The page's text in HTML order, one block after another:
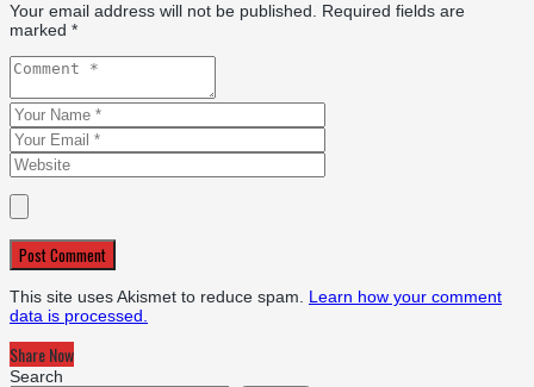
Your email address will not be published.
Required fields are
marked *
Post Comment
This site uses Akismet to reduce spam. Learn how your comment
data is processed.
Share Now
Search